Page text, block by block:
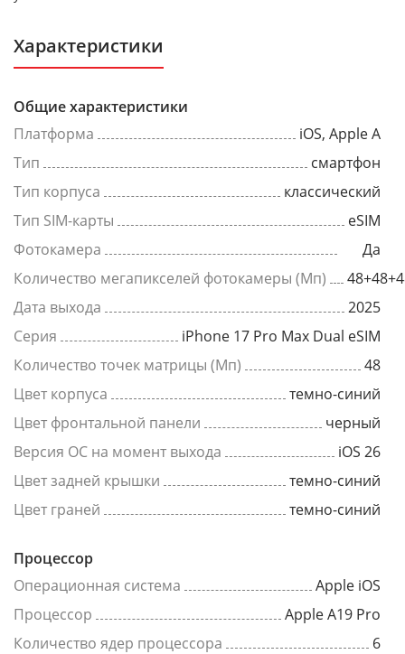
Характеристики
Общие характеристики
Платформа
iOS, Apple A
Тип
смартфон
Тип корпуса
классический
Тип SIM-карты
eSIM
Фотокамера
Да
Количество мегапикселей фотокамеры (Мп)
Дата выхода
2025
Серия
iPhone 17 Pro Max Dual eSIM
Количество точек матрицы (Мп)
48
Цвет корпуса
темно-синий
Цвет фронтальной панели
черный
Версия ОС на момент выхода
iOS 26
Цвет задней крышки
темно-синий
Цвет граней
темно-синий
Процессор
Операционная система
Apple iOS
Процессор
Apple A19 Pro
Количество ядер процессора
6